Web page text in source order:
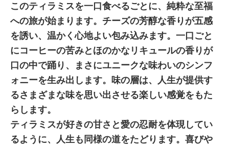
このティラミスを一口食べるごとに、純粋な至福
への旅が始まります。チーズの芳醇な香りが五感
を誘い、温かく心地よい包み込みます。一口ごと
にコーヒーの苦みとほのかなリキュールの香りが
口の中で踊り、まさにユニークな味わいのシンフ
ォニーを生み出します。味の層は、人生が提供す
るさまざまな味を思い出させる楽しい感覚をもた
らします。
ティラミスが好きの甘さと愛の忍耐を体現してい
るように、人生も同様の道をたどります。喜びや